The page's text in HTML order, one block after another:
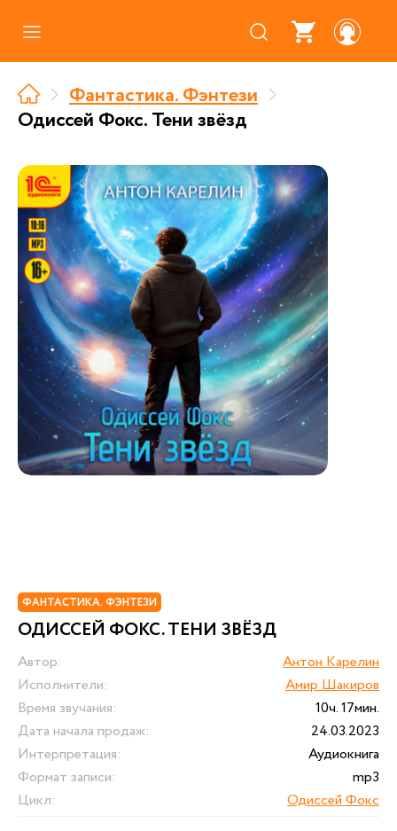
Где купить
О нас
Партнерам
Фантастика. Фэнтези
Одиссей Фокс. Тени звёзд
ФАНТАСТИКА. ФЭНТЕЗИ
ОДИССЕЙ ФОКС. ТЕНИ ЗВЁЗД
Автор:
Антон Карелин
Исполнители:
Амир Шакиров
Время звучания:
10ч. 17мин.
Дата начала продаж:
24.03.2023
Интерпретация:
Аудиокнига
Формат записи:
mp3
Цикл:
Одиссей Фокс